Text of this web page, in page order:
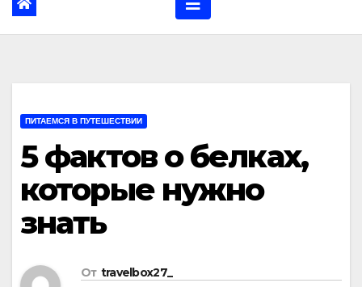
ПИТАЕМСЯ В ПУТЕШЕСТВИИ
5 фактов о белках,
которые нужно
знать
От travelbox27_